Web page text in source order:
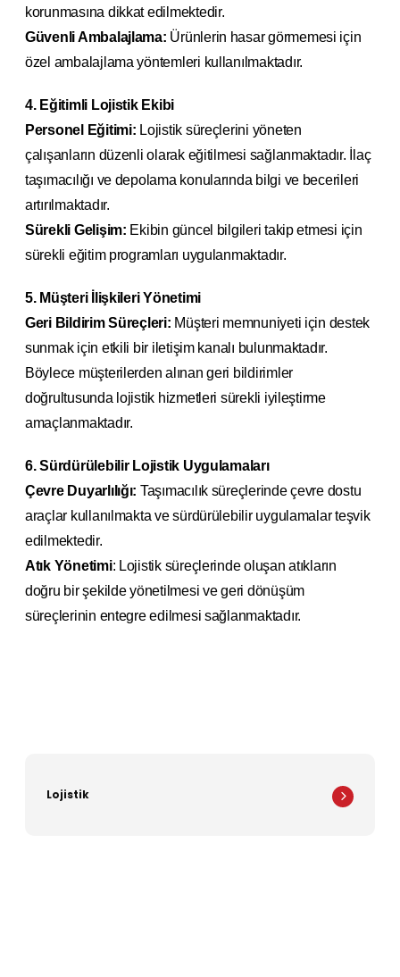
Lojistik
korunmasına dikkat edilmektedir.
Güvenli Ambalajlama: Ürünlerin hasar görmemesi için
özel ambalajlama yöntemleri kullanılmaktadır.
4. Eğitimli Lojistik Ekibi
Personel Eğitimi: Lojistik süreçlerini yöneten
çalışanların düzenli olarak eğitilmesi sağlanmaktadır. İlaç
taşımacılığı ve depolama konularında bilgi ve becerileri
artırılmaktadır.
Sürekli Gelişim: Ekibin güncel bilgileri takip etmesi için
sürekli eğitim programları uygulanmaktadır.
5. Müşteri İlişkileri Yönetimi
Geri Bildirim Süreçleri: Müşteri memnuniyeti için destek
sunmak için etkili bir iletişim kanalı bulunmaktadır.
Böylece müşterilerden alınan geri bildirimler
doğrultusunda lojistik hizmetleri sürekli iyileştirme
amaçlanmaktadır.
6. Sürdürülebilir Lojistik Uygulamaları
Çevre Duyarlılığı: Taşımacılık süreçlerinde çevre dostu
araçlar kullanılmakta ve sürdürülebilir uygulamalar teşvik
edilmektedir.
Atık Yönetimi: Lojistik süreçlerinde oluşan atıkların
doğru bir şekilde yönetilmesi ve geri dönüşüm
süreçlerinin entegre edilmesi sağlanmaktadır.